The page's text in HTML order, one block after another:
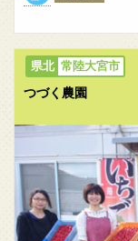
常陸大宮市
つづく農園